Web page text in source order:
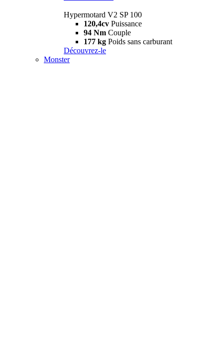
Hypermotard V2 SP 100
120,4cv Puissance
94 Nm Couple
177 kg Poids sans carburant
Découvrez-le
Monster